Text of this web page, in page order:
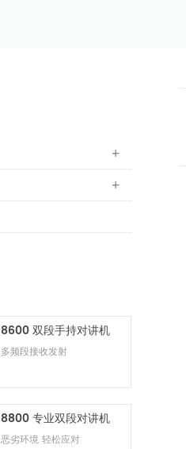
8600 双段手持对讲机
多频段接收发射
8800 专业双段对讲机
恶劣环境 轻松应对